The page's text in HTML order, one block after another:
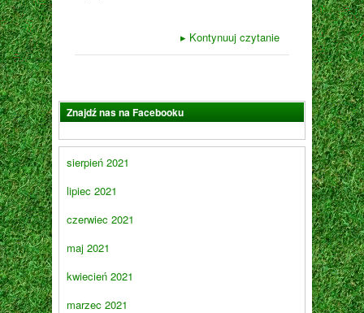
▸ Kontynuuj czytanie
Znajdź nas na Facebooku
sierpień 2021
lipiec 2021
czerwiec 2021
maj 2021
kwiecień 2021
marzec 2021